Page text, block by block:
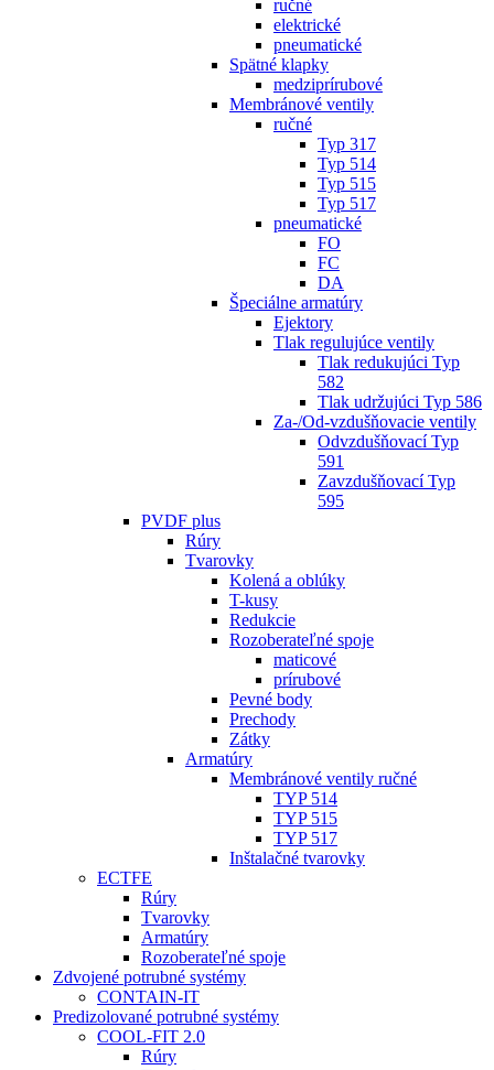
ručné
elektrické
pneumatické
Spätné klapky
medziprírubové
Membránové ventily
ručné
Typ 317
Typ 514
Typ 515
Typ 517
pneumatické
FO
FC
DA
Špeciálne armatúry
Ejektory
Tlak regulujúce ventily
Tlak redukujúci Typ
582
Tlak udržujúci Typ 586
Za-/Od-vzdušňovacie ventily
Odvzdušňovací Typ
591
Zavzdušňovací Typ
595
PVDF plus
Rúry
Tvarovky
Kolená a oblúky
T-kusy
Redukcie
Rozoberateľné spoje
maticové
prírubové
Pevné body
Prechody
Zátky
Armatúry
Membránové ventily ručné
TYP 514
TYP 515
TYP 517
Inštalačné tvarovky
ECTFE
Rúry
Tvarovky
Armatúry
Rozoberateľné spoje
Zdvojené potrubné systémy
CONTAIN-IT
Predizolované potrubné systémy
COOL-FIT 2.0
Rúry